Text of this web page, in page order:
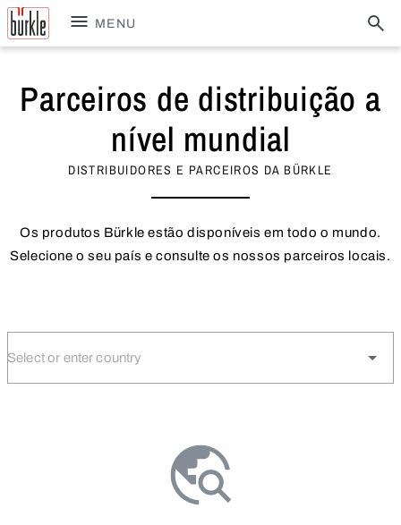
MENU
Parceiros de distribuição a
nível mundial
DISTRIBUIDORES E PARCEIROS DA BÜRKLE
Os produtos Bürkle estão disponíveis em todo o mundo.
Selecione o seu país e consulte os nossos parceiros locais.